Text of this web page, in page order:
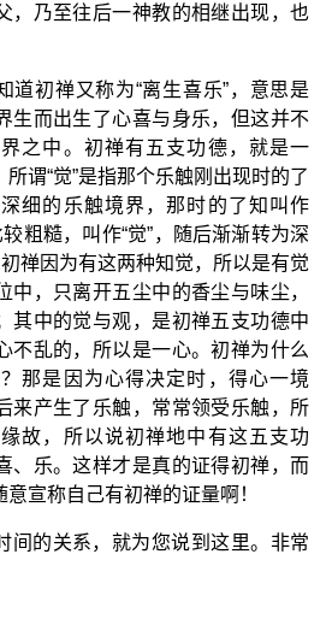
，乃至往后一神教的相继出现，也
道初禅又称为“离生喜乐”，意思是
生而出生了心喜与身乐，但这并不
之中。初禅有五支功德，就是一
谓“觉”是指那个乐触刚出现时的了
细的乐触境界，那时的了知叫作
粗糙，叫作“觉”，随后渐渐转为深
禅因为有这两种知觉，所以是有觉
中，只离开五尘中的香尘与味尘，
其中的觉与观，是初禅五支功德中
不乱的，所以是一心。初禅为什么
那是因为心得决定时，得心一境
来产生了乐触，常常领受乐触，所
故，所以说初禅地中有这五支功
、乐。这样才是真的证得初禅，而
宣称自己有初禅的证量啊！
间的关系，就为您说到这里。非常